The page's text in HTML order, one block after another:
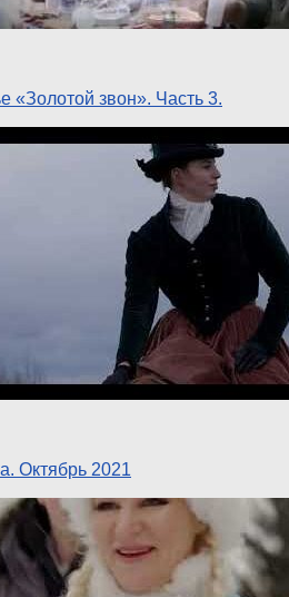
«Золотой звон». Часть 3.
Октябрь 2021